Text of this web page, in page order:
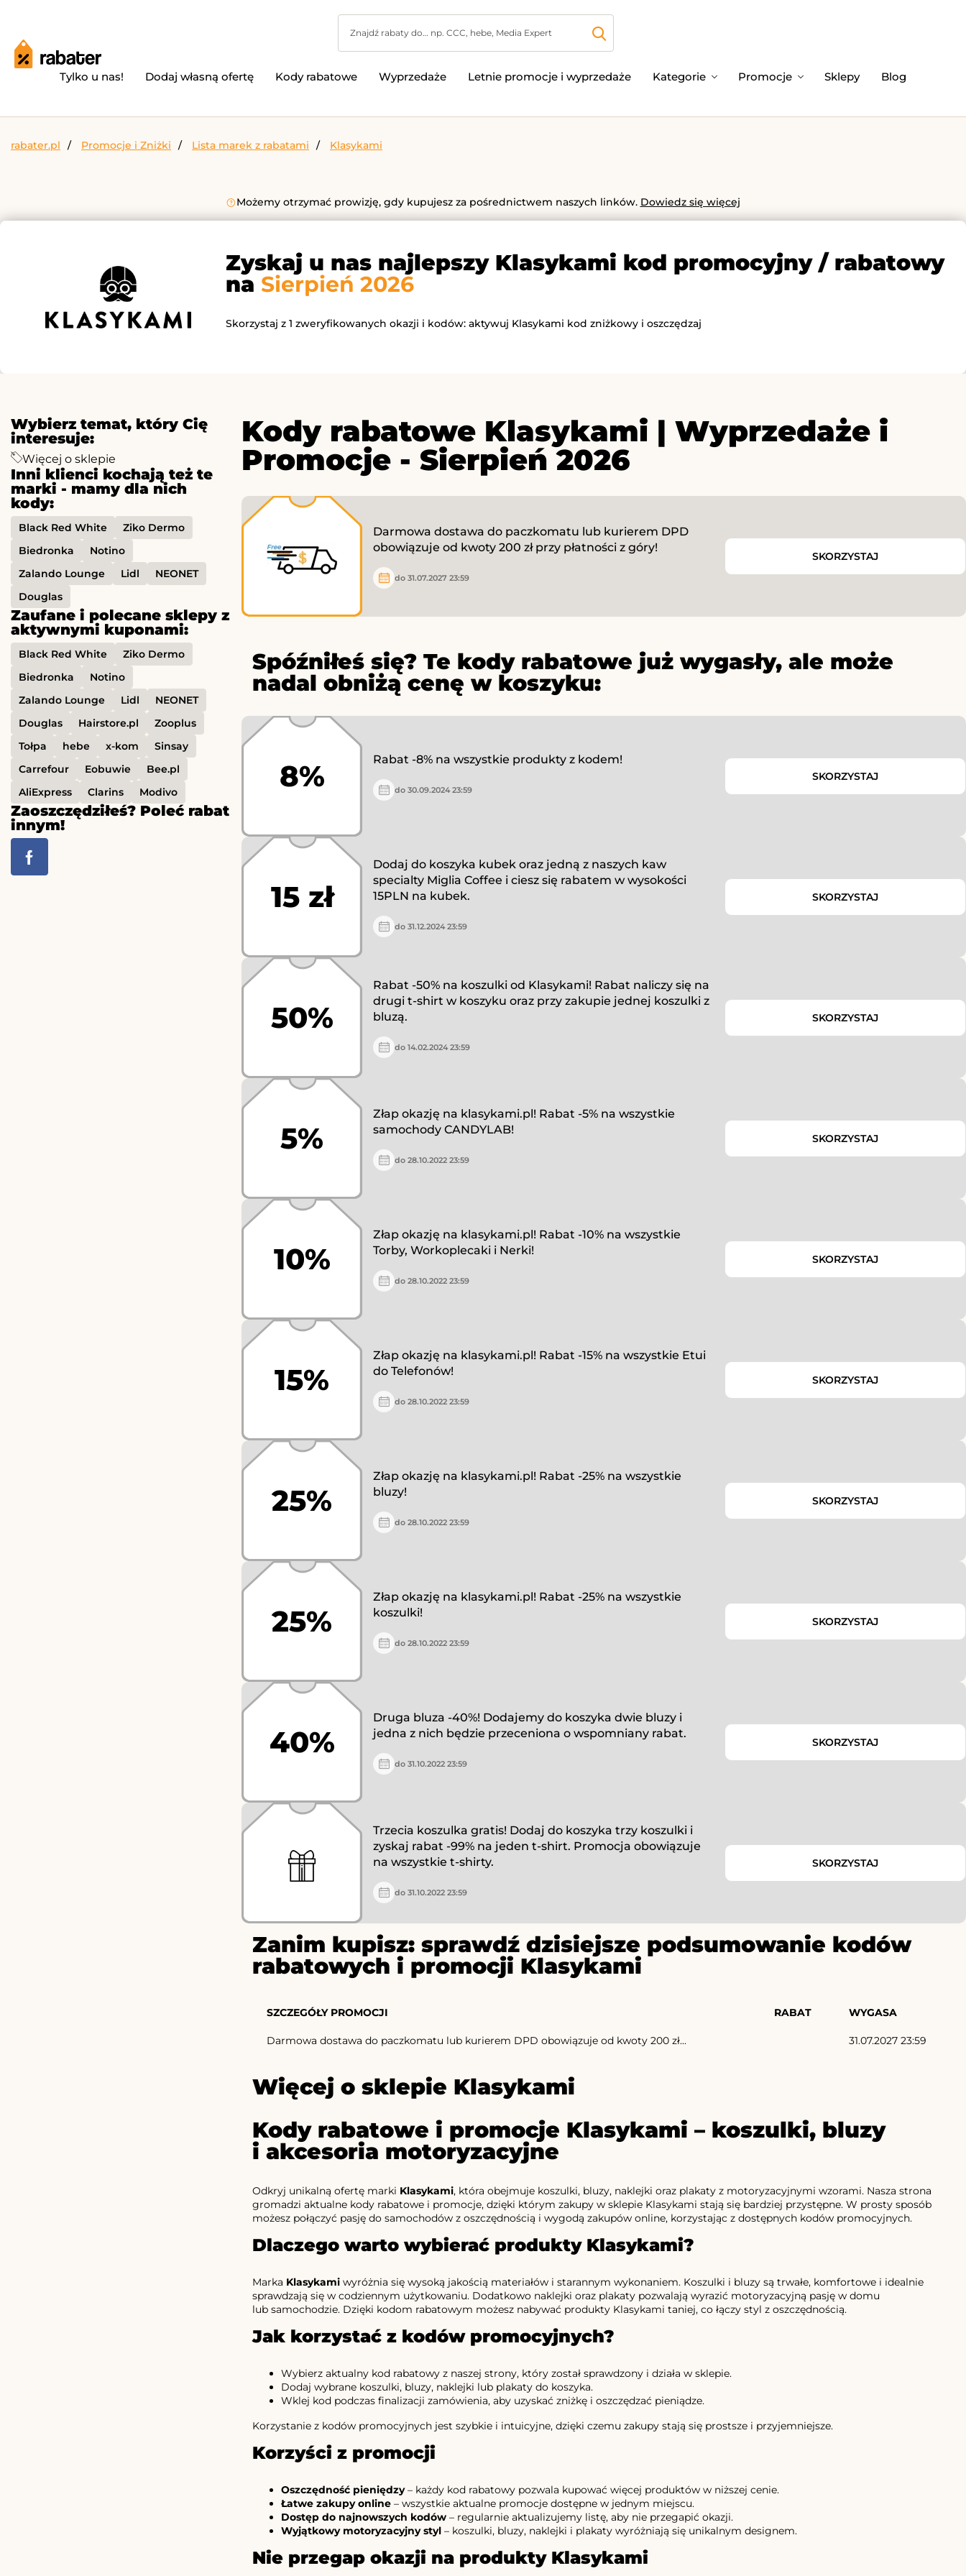
Tylko u nas! Dodaj własną ofertę Kody rabatowe Wyprzedaże Letnie promocje i wyprzedaże Kategorie Promocje Sklepy Blog
rabater.pl Promocje i Zniżki Lista marek z rabatami Klasykami
Możemy otrzymać prowizję, gdy kupujesz za pośrednictwem naszych linków. Dowiedz się więcej
Zyskaj u nas najlepszy Klasykami kod promocyjny / rabatowy
na Sierpień 2026
Skorzystaj z 1 zweryfikowanych okazji i kodów: aktywuj Klasykami kod zniżkowy i oszczędzaj
Wybierz temat, który Cię
interesuje:
Więcej o sklepie
Inni klienci kochają też te
marki - mamy dla nich
kody:
Black Red White
Ziko Dermo
Biedronka
Notino
Zalando Lounge
Lidl
NEONET
Douglas
Zaufane i polecane sklepy z
aktywnymi kuponami:
Black Red White
Ziko Dermo
Biedronka
Notino
Zalando Lounge
Lidl
NEONET
Douglas
Hairstore.pl
Zooplus
Tołpa
hebe x-kom
Sinsay
Carrefour
Eobuwie
Bee.pl
AliExpress
Clarins Modivo
Zaoszczędziłeś? Poleć rabat
innym!
Kody rabatowe Klasykami | Wyprzedaże i
Promocje - Sierpień 2026
Darmowa dostawa do paczkomatu lub kurierem DPD
obowiązuje od kwoty 200 zł przy płatności z góry!
do 31.07.2027 23:59
SKORZYSTAJ
Spóźniłeś się? Te kody rabatowe już wygasły, ale może
nadal obniżą cenę w koszyku:
8% Rabat -8% na wszystkie produkty z kodem!
do 30.09.2024 23:59
SKORZYSTAJ
15 zł
Dodaj do koszyka kubek oraz jedną z naszych kaw
specialty Miglia Coffee i ciesz się rabatem w wysokości
15PLN na kubek.
do 31.12.2024 23:59
SKORZYSTAJ
50%
Rabat -50% na koszulki od Klasykami! Rabat naliczy się na
drugi t-shirt w koszyku oraz przy zakupie jednej koszulki z
bluzą.
do 14.02.2024 23:59
SKORZYSTAJ
5%
Złap okazję na klasykami.pl! Rabat -5% na wszystkie
samochody CANDYLAB!
do 28.10.2022 23:59
SKORZYSTAJ
10%
Złap okazję na klasykami.pl! Rabat -10% na wszystkie
Torby, Workoplecaki i Nerki!
do 28.10.2022 23:59
SKORZYSTAJ
15%
Złap okazję na klasykami.pl! Rabat -15% na wszystkie Etui
do Telefonów!
do 28.10.2022 23:59
SKORZYSTAJ
25%
Złap okazję na klasykami.pl! Rabat -25% na wszystkie
bluzy!
do 28.10.2022 23:59
SKORZYSTAJ
25%
Złap okazję na klasykami.pl! Rabat -25% na wszystkie
koszulki!
do 28.10.2022 23:59
SKORZYSTAJ
40%
Druga bluza -40%! Dodajemy do koszyka dwie bluzy i
jedna z nich będzie przeceniona o wspomniany rabat.
do 31.10.2022 23:59
SKORZYSTAJ
Trzecia koszulka gratis! Dodaj do koszyka trzy koszulki i
zyskaj rabat -99% na jeden t-shirt. Promocja obowiązuje
na wszystkie t-shirty.
do 31.10.2022 23:59
SKORZYSTAJ
Zanim kupisz: sprawdź dzisiejsze podsumowanie kodów
rabatowych i promocji Klasykami
SZCZEGÓŁY PROMOCJI RABAT WYGASA
Darmowa dostawa do paczkomatu lub kurierem DPD obowiązuje od kwoty 200 zł... 31.07.2027 23:59
Więcej o sklepie Klasykami
Kody rabatowe i promocje Klasykami – koszulki, bluzy
i akcesoria motoryzacyjne
Odkryj unikalną ofertę marki Klasykami, która obejmuje koszulki, bluzy, naklejki oraz plakaty z motoryzacyjnymi wzorami. Nasza strona
gromadzi aktualne kody rabatowe i promocje, dzięki którym zakupy w sklepie Klasykami stają się bardziej przystępne. W prosty sposób
możesz połączyć pasję do samochodów z oszczędnością i wygodą zakupów online, korzystając z dostępnych kodów promocyjnych.
Dlaczego warto wybierać produkty Klasykami?
Marka Klasykami wyróżnia się wysoką jakością materiałów i starannym wykonaniem. Koszulki i bluzy są trwałe, komfortowe i idealnie
sprawdzają się w codziennym użytkowaniu. Dodatkowo naklejki oraz plakaty pozwalają wyrazić motoryzacyjną pasję w domu
lub samochodzie. Dzięki kodom rabatowym możesz nabywać produkty Klasykami taniej, co łączy styl z oszczędnością.
Jak korzystać z kodów promocyjnych?
Wybierz aktualny kod rabatowy z naszej strony, który został sprawdzony i działa w sklepie.
Dodaj wybrane koszulki, bluzy, naklejki lub plakaty do koszyka.
Wklej kod podczas finalizacji zamówienia, aby uzyskać zniżkę i oszczędzać pieniądze.
Korzystanie z kodów promocyjnych jest szybkie i intuicyjne, dzięki czemu zakupy stają się prostsze i przyjemniejsze.
Korzyści z promocji
Oszczędność pieniędzy– każdy kod rabatowy pozwala kupować więcej produktów w niższej cenie.
Łatwe zakupy online – wszystkie aktualne promocje dostępne w jednym miejscu.
Dostęp do najnowszych kodów – regularnie aktualizujemy listę, aby nie przegapić okazji.
Wyjątkowy motoryzacyjny styl – koszulki, bluzy, naklejki i plakaty wyróżniają się unikalnym designem.
Nie przegap okazji na produkty Klasykami